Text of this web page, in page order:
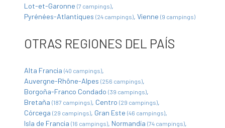
Lot-et-Garonne (7 campings)
Pyrénées-Atlantiques (24 campings) Vienne (9 campings)
OTRAS REGIONES DEL PAÍS
Alta Francia (40 campings)
Auvergne-Rhône-Alpes (256 campings)
Borgoña-Franco Condado (39 campings)
Bretaña (187 campings) Centro (29 campings)
Córcega (29 campings) Gran Este (46 campings)
Isla de Francia (16 campings) Normandía (74 campings)